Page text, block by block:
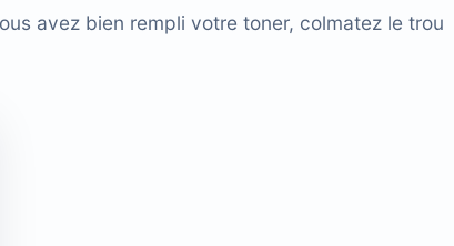
avez bien rempli votre toner, colmatez le trou